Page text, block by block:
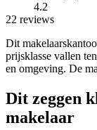
4.2
22 reviews
Dit
prijsklasse vallen
en omgeving. De
Dit zeggen
makelaar